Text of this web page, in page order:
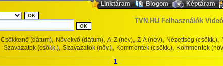
Linktáram, Blogom, Képtáram,
TVN.HU Felhasználók
Csökkenő (dátum), Növekvő (dátum), A-Z (név), Z-A (név), Nézettség (csökk.),
Szavazatok (csökk.), Szavazatok (növ.), Kommentek (csökk.), Kommentek
1